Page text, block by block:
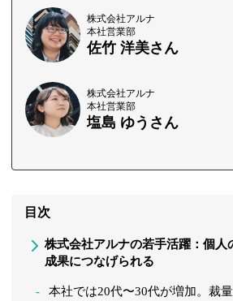
株式会社アルナ
本社営業部
佐竹 洋美さん
株式会社アルナ
本社営業部
塩島 ゆうさん
目次
株式会社アルナの若手活躍：個人
成果につなげられる
本社では20代〜30代が増加。裁